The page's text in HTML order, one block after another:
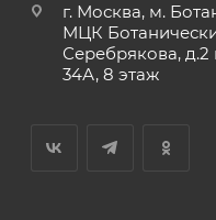
г. Москва, м.
МЦК
Серебрякова, д.2
34А, 8 этаж